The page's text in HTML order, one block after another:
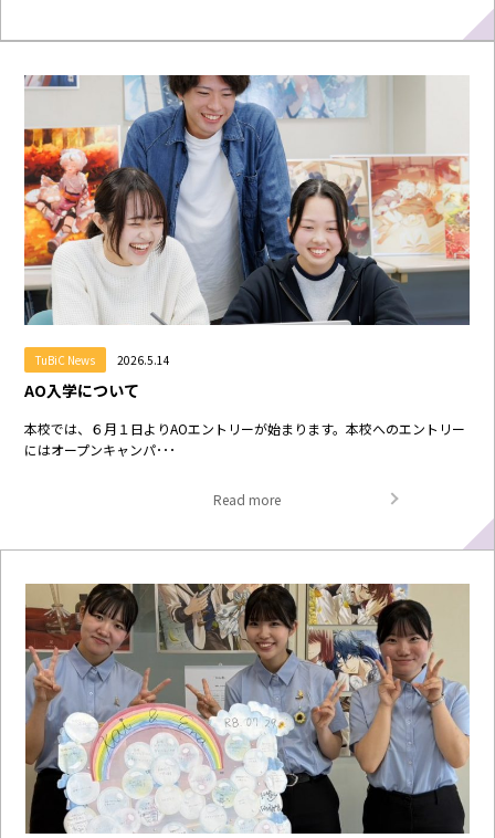
TuBiC News 2026.5.14
AO入学について
本校では、６月１日よりAOエントリーが始まります。本校へのエントリー
にはオープンキャンパ･･･
Read more